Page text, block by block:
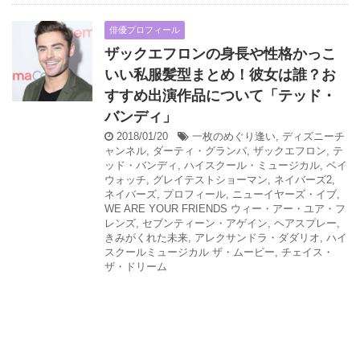
俳優プロフィール
ザックエフロンの身長や性格かっこ
いい私服髪型まとめ！彼女は誰？お
すすめ出演作品について「テッド・
バンディ」
2018/01/20 一枚のめぐり逢い ディズニーチ
ャンネル ダーティ・グランパ ザックエフロン
テ
ッド・バンディ
ハイスクール・ミュージカル ベイ
ウォッチ
グレイテストショーマン ネイバーズ2
ネイバーズ プロフィール ニューイヤーズ・イブ
WE ARE YOUR FRIENDS ウィー・アー・ユア・フ
レンズ セブンティーン・アゲイン ヘアスプレー
きみがくれた未来 アレクサンドラ・ダダリオ ハイ
スクールミュージカル ザ・ムービー チェイス・
ザ・ドリーム